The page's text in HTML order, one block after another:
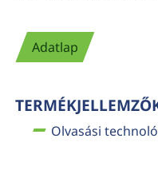
Adatlap
Olvasási